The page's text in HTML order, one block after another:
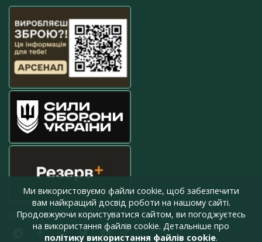
press@armyinform.com.ua
Ми використовуємо файли cookie, щоб забезпечити
вам найкращий досвід роботи на нашому сайті.
Продовжуючи користуватися сайтом, ви погоджуєтесь
на використання файлів cookie. Детальніше про
політику використання файлів cookie.